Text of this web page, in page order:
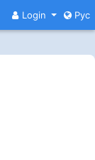
Login Рус